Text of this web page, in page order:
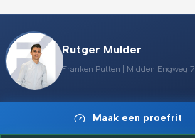
Rutger Mulder
Franken Putten | Midden Engweg 7
Maak een proefrit